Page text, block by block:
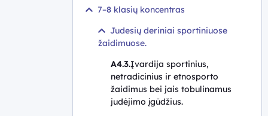
7–8 klasių koncentras
Judesių deriniai sportiniuose
žaidimuose.
A4.3.Įvardija sportinius,
netradicinius ir etnosporto
žaidimus bei jais tobulinamus
judėjimo įgūdžius.